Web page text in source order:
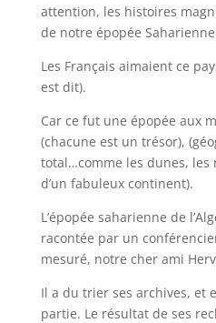
attention, les histoires
de notre épopée
Les Français aimaient ce
est dit).
Car ce fut une épopée aux
(chacune est un trésor),
total…comme les dunes, les
d’un fabuleux continent).
L’épopée saharienne de
racontée par un
mesuré, notre cher ami
Il a du trier ses archives, et
partie. Le résultat de ses